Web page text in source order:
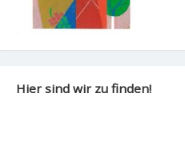
Hier sind wir zu finden!